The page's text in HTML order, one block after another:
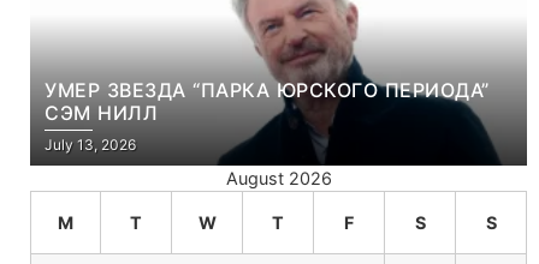
УМЕР ЗВЕЗДА “ПАРКА ЮРСКОГО ПЕРИОДА”
СЭМ НИЛЛ
July 13, 2026
August 2026
M T W T F S S